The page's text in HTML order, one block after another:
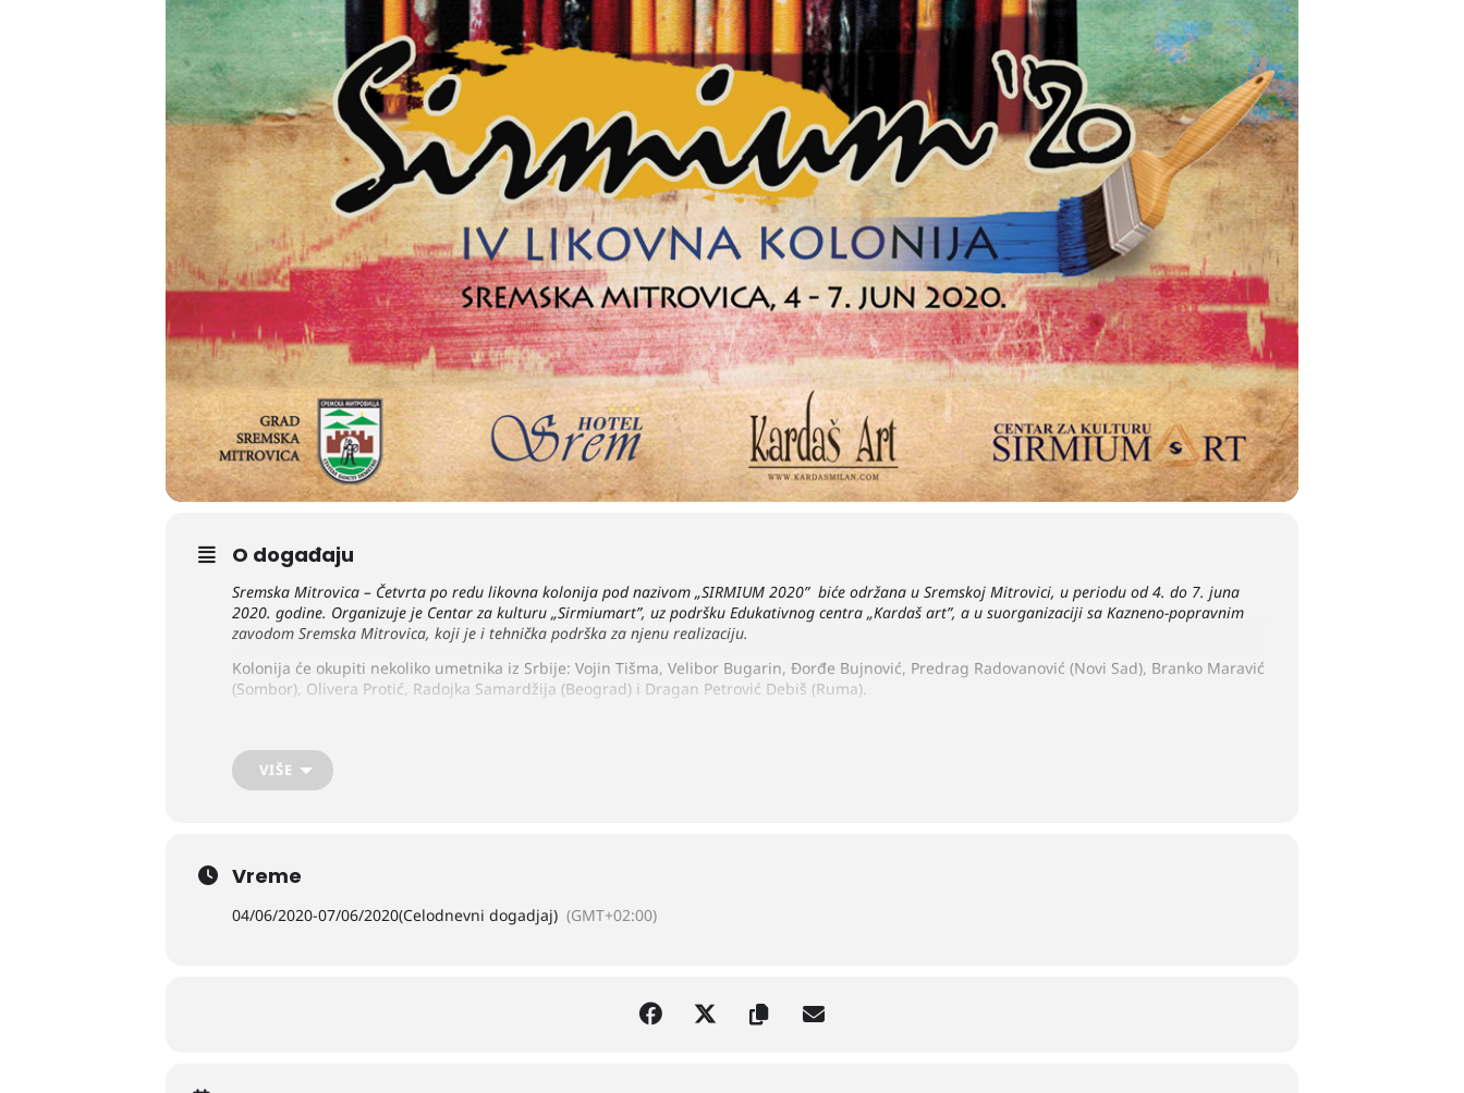
O događaju
Sremska Mitrovica – Četvrta po redu likovna kolonija pod nazivom „SIRMIUM 2020” biće održana u Sremskoj Mitrovici, u periodu od 4. do 7. juna
2020. godine. Organizuje je Centar za kulturu „Sirmiumart”, uz podršku Edukativnog centra „Kardaš art”, a u suorganizaciji sa Kazneno-popravnim
zavodom Sremska Mitrovica, koji je i tehnička podrška za njenu realizaciju.
Kolonija će okupiti nekoliko umetnika iz Srbije: Vojin Tišma, Velibor Bugarin, Đorđe Bujnović, Predrag Radovanović (Novi Sad), Branko Maravić
(Sombor), Olivera Protić, Radojka Samardžija (Beograd) i Dragan Petrović Debiš (Ruma).
VIŠE
Vreme
04/06/2020-07/06/2020(Celodnevni dogadjaj) (GMT+02:00)